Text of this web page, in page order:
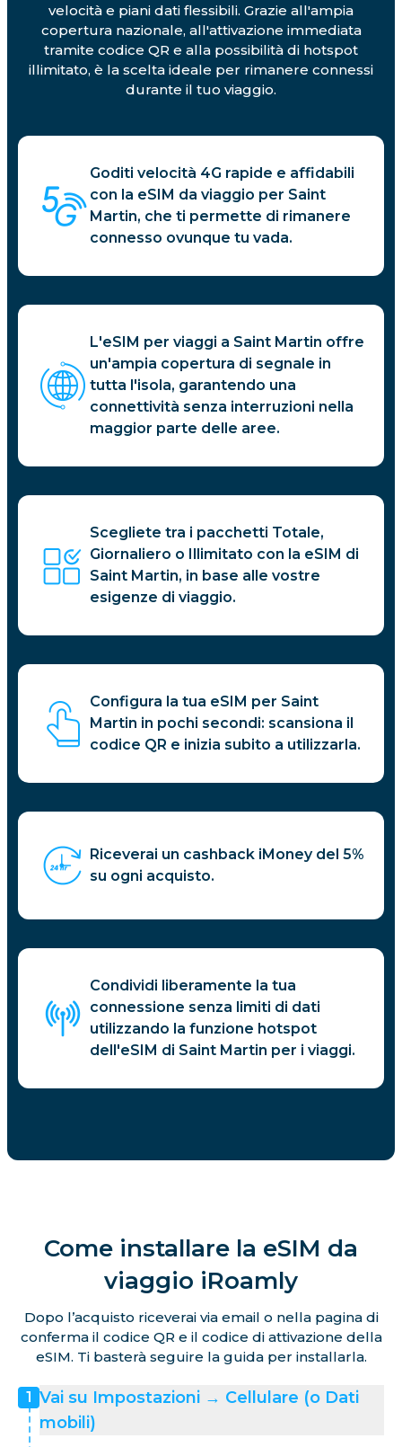
velocità e piani dati flessibili. Grazie all'ampia
copertura nazionale, all'attivazione immediata
tramite codice QR e alla possibilità di hotspot
illimitato, è la scelta ideale per rimanere connessi
durante il tuo viaggio.
Goditi velocità 4G rapide e affidabili
con la eSIM da viaggio per Saint
Martin, che ti permette di rimanere
connesso ovunque tu vada.
L'eSIM per viaggi a Saint Martin offre
un'ampia copertura di segnale in
tutta l'isola, garantendo una
connettività senza interruzioni nella
maggior parte delle aree.
Scegliete tra i pacchetti Totale,
Giornaliero o Illimitato con la eSIM di
Saint Martin, in base alle vostre
esigenze di viaggio.
Configura la tua eSIM per Saint
Martin in pochi secondi: scansiona il
codice QR e inizia subito a utilizzarla.
Riceverai un cashback iMoney del 5%
su ogni acquisto.
Condividi liberamente la tua
connessione senza limiti di dati
utilizzando la funzione hotspot
dell'eSIM di Saint Martin per i viaggi.
Come installare la eSIM da
viaggio iRoamly
Dopo l’acquisto riceverai via email o nella pagina di
conferma il codice QR e il codice di attivazione della
eSIM. Ti basterà seguire la guida per installarla.
1 Vai su Impostazioni → Cellulare (o Dati
mobili)